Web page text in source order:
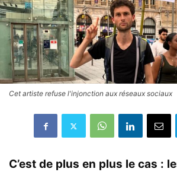
Cet artiste refuse l'injonction aux réseaux sociaux
C’est de plus en plus le cas :